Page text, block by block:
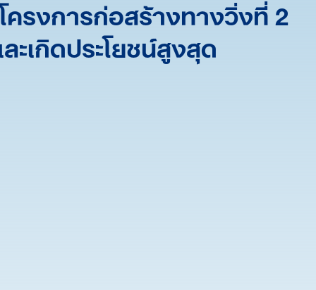
ครงการก่อสร้างทางวิ่งที่ 2
เกิดประโยชน์สูงสุด